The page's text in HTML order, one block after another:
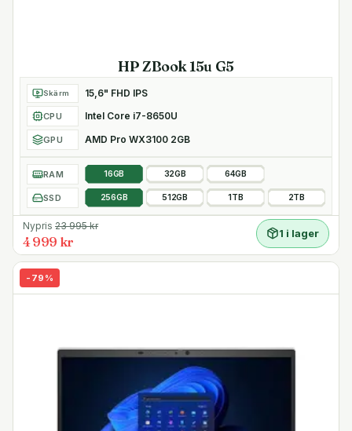
HP ZBook 15u G5
Skärm 15,6" FHD IPS
CPU Intel Core i7-8650U
GPU AMD Pro WX3100 2GB
RAM 16GB 32GB 64GB
SSD 256GB 512GB 1TB 2TB
Nypris 23 995kr
4 999 kr
1 i lager
- 79 %